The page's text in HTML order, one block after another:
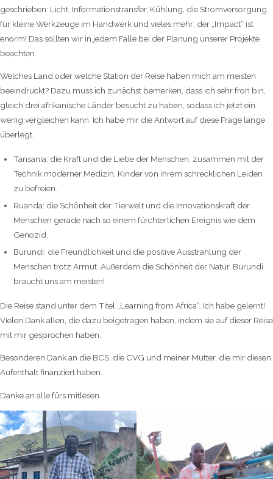
geschrieben: Licht, Informationstransfer, Kühlung, die Stromversorgung
für kleine Werkzeuge im Handwerk und vieles mehr; der „Impact“ ist
enorm! Das sollten wir in jedem Falle bei der Planung unserer Projekte
beachten.
Welches Land oder welche Station der Reise haben mich am meisten
beeindruckt? Dazu muss ich zunächst bemerken, dass ich sehr froh bin,
gleich drei afrikanische Länder besucht zu haben, sodass ich jetzt ein
wenig vergleichen kann. Ich habe mir die Antwort auf diese Frage lange
überlegt.
Tansania: die Kraft und die Liebe der Menschen, zusammen mit der
Technik moderner Medizin, Kinder von ihrem schrecklichen Leiden
zu befreien.
Ruanda: die Schönheit der Tierwelt und die Innovationskraft der
Menschen gerade nach so einem fürchterlichen Ereignis wie dem
Genozid.
Burundi: die Freundlichkeit und die positive Ausstrahlung der
Menschen trotz Armut. Außerdem die Schönheit der Natur. Burundi
braucht uns am meisten!
Die Reise stand unter dem Titel „Learning from Africa“. Ich habe gelernt!
Vielen Dank allen, die dazu beigetragen haben, indem sie auf dieser Reise
mit mir gesprochen haben.
Besonderen Dank an die BCS, die CVG und meiner Mutter, die mir diesen
Aufenthalt finanziert haben.
Danke an alle fürs mitlesen.